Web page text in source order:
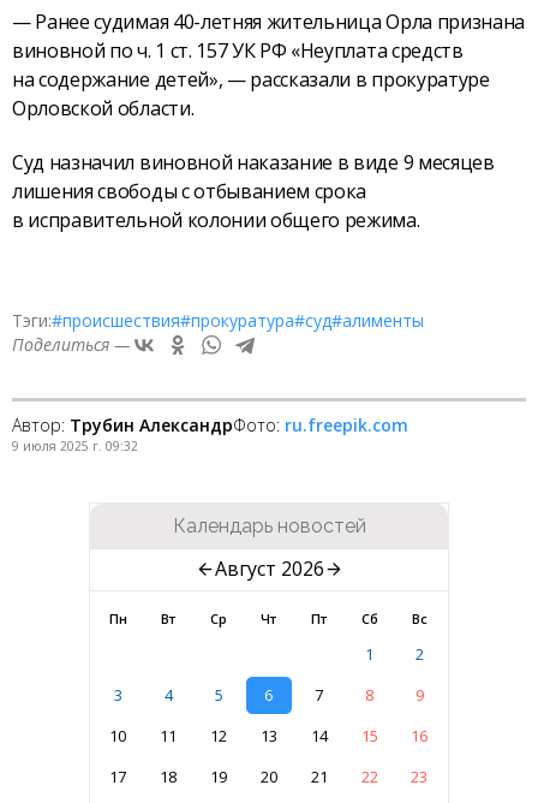
— Ранее судимая 40-летняя жительница Орла признана
виновной по ч. 1 ст. 157 УК РФ «Неуплата средств
на содержание детей», — рассказали в прокуратуре
Орловской области.
Суд назначил виновной наказание в виде 9 месяцев
лишения свободы с отбыванием срока
в исправительной колонии общего режима.
Тэги:#происшествия#прокуратура#суд#алименты
Поделиться —
Автор: Трубин АлександрФото: ru.freepik.com
9 июля 2025 г. 09:32
Календарь новостей
Август 2026
Пн Вт Ср Чт Пт Сб Вс
1
2
3
4 5 6 7 8
9
10
11 12 13 14 15
16
17
18 19 20 21 22
23